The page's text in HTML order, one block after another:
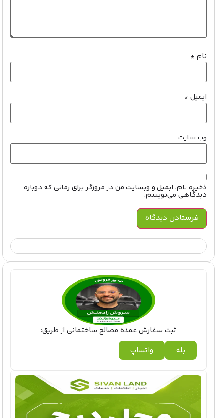
نام *
ایمیل *
وب‌ سایت
ذخیره نام، ایمیل و وبسایت من در مرورگر برای زمانی که دوباره
دیدگاهی می‌نویسم.
ثبت سفارش عمده مصالح ساختمانی از طریق:
بله
واتساپ